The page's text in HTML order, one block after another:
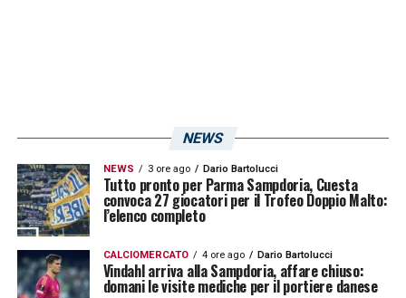
NEWS
NEWS 3 ore ago Dario Bartolucci
Tutto pronto per Parma Sampdoria, Cuesta
convoca 27 giocatori per il Trofeo Doppio Malto:
l’elenco completo
CALCIOMERCATO 4 ore ago Dario Bartolucci
Vindahl arriva alla Sampdoria, affare chiuso:
domani le visite mediche per il portiere danese